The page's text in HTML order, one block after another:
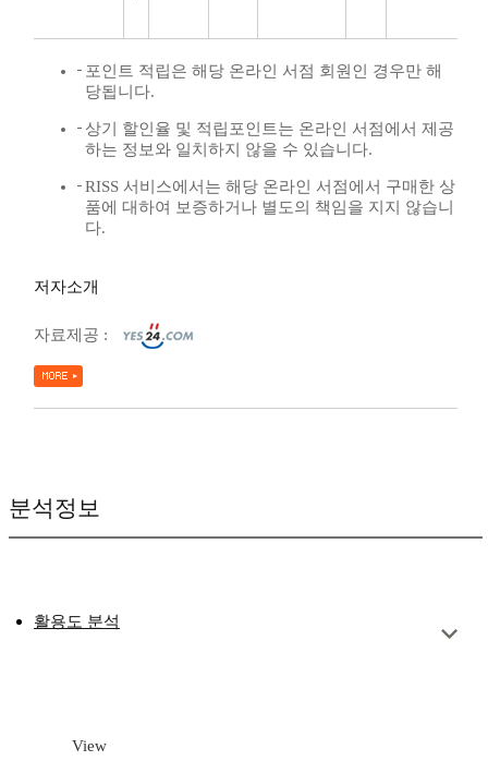
포인트 적립은 해당 온라인 서점 회원인 경우만 해
당됩니다.
상기 할인율 및 적립포인트는 온라인 서점에서 제공
하는 정보와 일치하지 않을 수 있습니다.
RISS 서비스에서는 해당 온라인 서점에서 구매한 상
품에 대하여 보증하거나 별도의 책임을 지지 않습니
다.
저자소개
자료제공 :
분석정보
활용도 분석
View